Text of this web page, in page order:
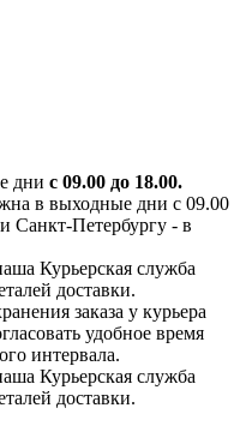
дни с 09.00 до 18.00.
в выходные дни с 09.00
Санкт-Петербургу - в
Курьерская служба
доставки.
заказа у курьера
удобное время
интервала.
Курьерская служба
доставки.